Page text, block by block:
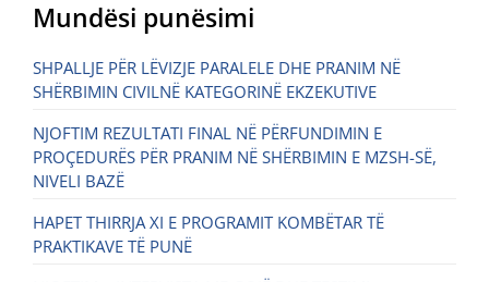
Mundësi punësimi
SHPALLJE PËR LËVIZJE PARALELE DHE PRANIM NË
SHËRBIMIN CIVILNË KATEGORINË EKZEKUTIVE
NJOFTIM REZULTATI FINAL NË PËRFUNDIMIN E
PROÇEDURËS PËR PRANIM NË SHËRBIMIN E MZSH-SË,
NIVELI BAZË
HAPET THIRRJA XI E PROGRAMIT KOMBËTAR TË
PRAKTIKAVE TË PUNË